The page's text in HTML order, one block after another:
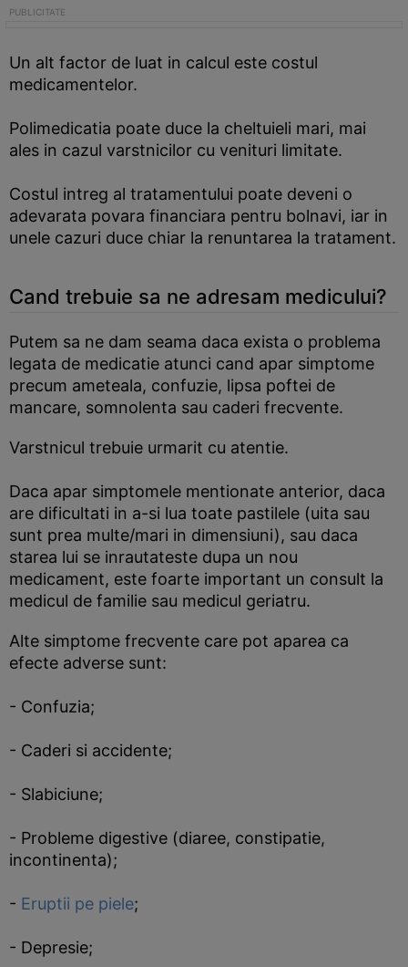
Un alt factor de luat in calcul este costul
medicamentelor.
Polimedicatia poate duce la cheltuieli mari, mai
ales in cazul varstnicilor cu venituri limitate.
Costul intreg al tratamentului poate deveni o
adevarata povara financiara pentru bolnavi, iar in
unele cazuri duce chiar la renuntarea la tratament.
Cand trebuie sa ne adresam medicului?
Putem sa ne dam seama daca exista o problema
legata de medicatie atunci cand apar simptome
precum ameteala, confuzie, lipsa poftei de
mancare, somnolenta sau caderi frecvente.
Varstnicul trebuie urmarit cu atentie.
Daca apar simptomele mentionate anterior, daca
are dificultati in a-si lua toate pastilele (uita sau
sunt prea multe/mari in dimensiuni), sau daca
starea lui se inrautateste dupa un nou
medicament, este foarte important un consult la
medicul de familie sau medicul geriatru.
Alte simptome frecvente care pot aparea ca
efecte adverse sunt:
- Confuzia;
- Caderi si accidente;
- Slabiciune;
- Probleme digestive (diaree, constipatie,
incontinenta);
- Eruptii pe piele;
- Depresie;